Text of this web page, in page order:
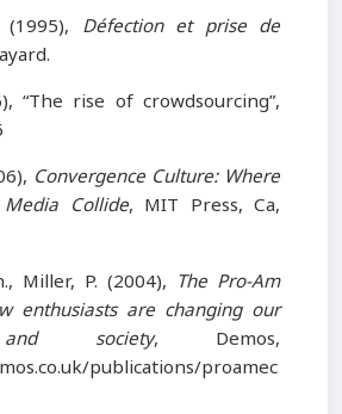
Défection et prise de
“The rise of crowdsourcing”,
Convergence Culture: Where
Collide, MIT Press, Ca,
Miller, P. (2004), The Pro-Am
enthusiasts are changing our
society, Demos,
publications/proamec